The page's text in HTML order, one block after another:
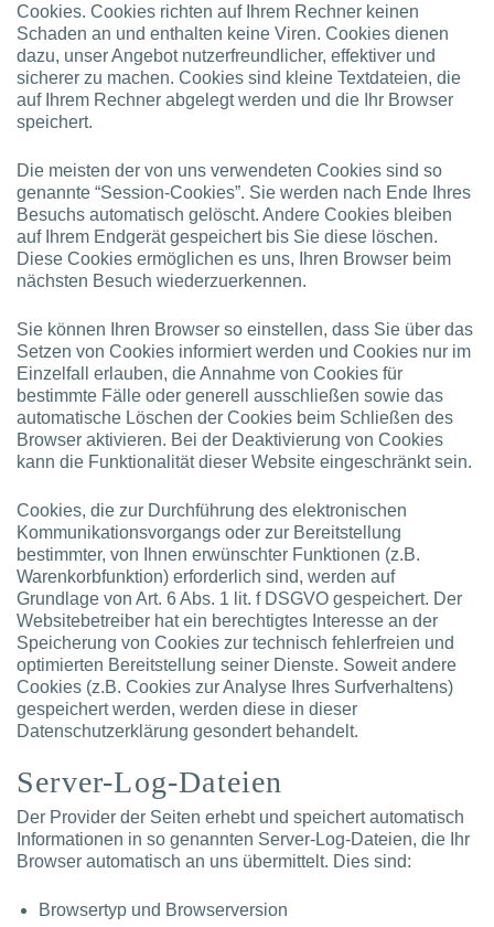
Cookies. Cookies richten auf Ihrem Rechner keinen
Schaden an und enthalten keine Viren. Cookies dienen
dazu, unser Angebot nutzerfreundlicher, effektiver und
sicherer zu machen. Cookies sind kleine Textdateien, die
auf Ihrem Rechner abgelegt werden und die Ihr Browser
speichert.
Die meisten der von uns verwendeten Cookies sind so
genannte “Session-Cookies”. Sie werden nach Ende Ihres
Besuchs automatisch gelöscht. Andere Cookies bleiben
auf Ihrem Endgerät gespeichert bis Sie diese löschen.
Diese Cookies ermöglichen es uns, Ihren Browser beim
nächsten Besuch wiederzuerkennen.
Sie können Ihren Browser so einstellen, dass Sie über das
Setzen von Cookies informiert werden und Cookies nur im
Einzelfall erlauben, die Annahme von Cookies für
bestimmte Fälle oder generell ausschließen sowie das
automatische Löschen der Cookies beim Schließen des
Browser aktivieren. Bei der Deaktivierung von Cookies
kann die Funktionalität dieser Website eingeschränkt sein.
Cookies, die zur Durchführung des elektronischen
Kommunikationsvorgangs oder zur Bereitstellung
bestimmter, von Ihnen erwünschter Funktionen (z.B.
Warenkorbfunktion) erforderlich sind, werden auf
Grundlage von Art. 6 Abs. 1 lit. f DSGVO gespeichert. Der
Websitebetreiber hat ein berechtigtes Interesse an der
Speicherung von Cookies zur technisch fehlerfreien und
optimierten Bereitstellung seiner Dienste. Soweit andere
Cookies (z.B. Cookies zur Analyse Ihres Surfverhaltens)
gespeichert werden, werden diese in dieser
Datenschutzerklärung gesondert behandelt.
Server-Log-Dateien
Der Provider der Seiten erhebt und speichert automatisch
Informationen in so genannten Server-Log-Dateien, die Ihr
Browser automatisch an uns übermittelt. Dies sind:
Browsertyp und Browserversion